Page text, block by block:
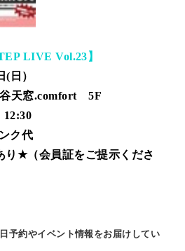
LIVE Vol.23】
(日 ）
天窓.comfort
5F
12:30
ク代
り ★（会員証をご提示くださ
予約やイベント情報をお届けしてい